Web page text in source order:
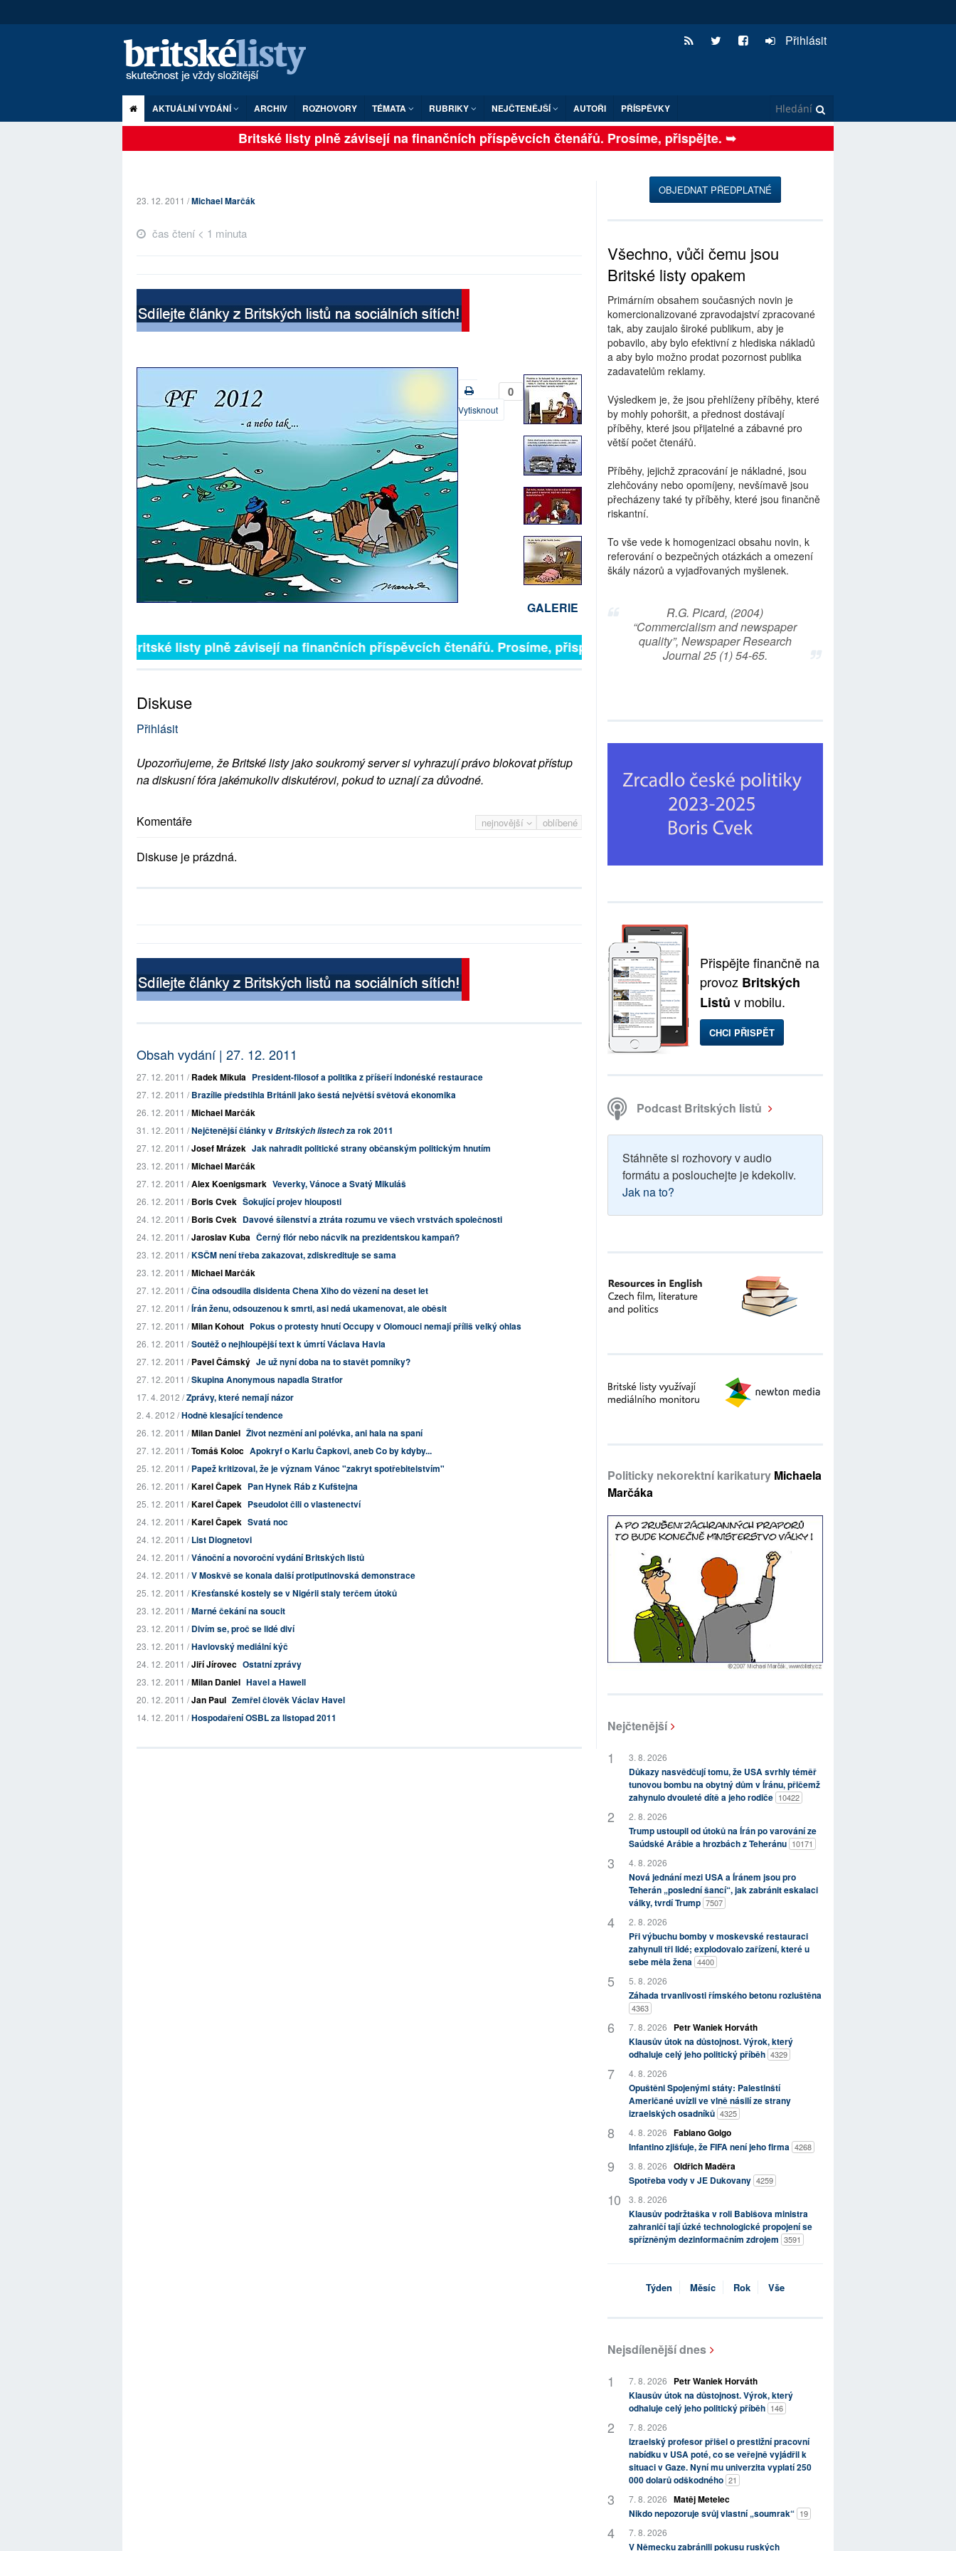
Přihlásit
AKTUÁLNÍ VYDÁNÍ ARCHIV ROZHOVORY TÉMATA RUBRIKY NEJČTENĚJŠÍ AUTOŘI PŘÍSPĚVKY
Britské listy plně závisejí na finančních příspěvcích čtenářů. Prosíme, přispějte. ➥
23. 12. 2011 /Michael Marčák
čas čtení < 1 minuta
GALERIE
0
Vytisknout
Britské listy plně závisejí na finančních příspěvcích čtenářů. Prosíme, přispějte. ➥
Diskuse
Přihlásit
Upozorňujeme, že Britské listy jako soukromý server si vyhrazují právo blokovat přístup
na diskusní fóra jakémukoliv diskutérovi, pokud to uznají za důvodné.
nejnovější oblíbené
Komentáře
Diskuse je prázdná.
Obsah vydání | 27. 12. 2011
27. 12. 2011 /Radek Mikula President-filosof a politika z příšeří indonéské restaurace
27. 12. 2011 /Brazílie předstihla Británii jako šestá největší světová ekonomika
26. 12. 2011 /Michael Marčák
31. 12. 2011 /Nejčtenější články vBritských listechza rok 2011
27. 12. 2011 /Josef Mrázek Jak nahradit politické strany občanským politickým hnutím
23. 12. 2011 /Michael Marčák
27. 12. 2011 /Alex Koenigsmark Veverky, Vánoce a Svatý Mikuláš
26. 12. 2011 /Boris Cvek Šokující projev hlouposti
24. 12. 2011 /Boris Cvek Davové šílenství a ztráta rozumu ve všech vrstvách společnosti
24. 12. 2011 /Jaroslav Kuba Černý flór nebo nácvik na prezidentskou kampaň?
23. 12. 2011 /KSČM není třeba zakazovat, zdiskredituje se sama
23. 12. 2011 /Michael Marčák
27. 12. 2011 /Čína odsoudila disidenta Chena Xiho do vězení na deset let
27. 12. 2011 /Írán ženu, odsouzenou k smrti, asi nedá ukamenovat, ale oběsit
27. 12. 2011 /Milan Kohout Pokus o protesty hnutí Occupy v Olomouci nemají příliš velký ohlas
26. 12. 2011 /Soutěž o nejhloupější text k úmrtí Václava Havla
27. 12. 2011 /Pavel Čámský Je už nyní doba na to stavět pomníky?
27. 12. 2011 /Skupina Anonymous napadla Stratfor
17. 4. 2012 /Zprávy, které nemají názor
2. 4. 2012 /Hodně klesající tendence
26. 12. 2011 /Milan Daniel Život nezmění ani polévka, ani hala na spaní
27. 12. 2011 /Tomáš Koloc Apokryf o Karlu Čapkovi, aneb Co by kdyby...
25. 12. 2011 /Papež kritizoval, že je význam Vánoc "zakryt spotřebitelstvím"
26. 12. 2011 /Karel Čapek Pan Hynek Ráb z Kufštejna
25. 12. 2011 /Karel Čapek Pseudolot čili o vlastenectví
24. 12. 2011 /Karel Čapek Svatá noc
24. 12. 2011 /List Diognetovi
24. 12. 2011 /Vánoční a novoroční vydání Britských listů
24. 12. 2011 /V Moskvě se konala další protiputinovská demonstrace
25. 12. 2011 /Křesťanské kostely se v Nigérii staly terčem útoků
23. 12. 2011 /Marné čekání na soucit
23. 12. 2011 /Divím se, proč se lidé diví
23. 12. 2011 /Havlovský mediální kýč
24. 12. 2011 /Jiří Jírovec Ostatní zprávy
23. 12. 2011 /Milan Daniel Havel a Hawell
20. 12. 2011 /Jan Paul Zemřel člověk Václav Havel
14. 12. 2011 /Hospodaření OSBL za listopad 2011
OBJEDNAT PŘEDPLATNÉ
Všechno, vůči čemu jsou
Britské listy opakem
Primárním obsahem současných novin je
komercionalizované zpravodajství zpracované
tak, aby zaujalo široké publikum, aby je
pobavilo, aby bylo efektivní z hlediska nákladů
a aby bylo možno prodat pozornost publika
zadavatelům reklamy.
Výsledkem je, že jsou přehlíženy příběhy, které
by mohly pohoršit, a přednost dostávají
příběhy, které jsou přijatelné a zábavné pro
větší počet čtenářů.
Příběhy, jejichž zpracování je nákladné, jsou
zlehčovány nebo opomíjeny, nevšímavě jsou
přecházeny také ty příběhy, které jsou finančně
riskantní.
To vše vede k homogenizaci obsahu novin, k
referování o bezpečných otázkách a omezení
škály názorů a vyjadřovaných myšlenek.
R.G. Picard, (2004)
“Commercialism and newspaper
quality”, Newspaper Research
Journal 25 (1) 54-65.
Přispějte finančně na
provoz Britských
Listů v mobilu.
CHCI PŘISPĚT
Podcast Britských listů
Stáhněte si rozhovory v audio
formátu a poslouchejte je kdekoliv.
Jak na to?
Politicky nekorektní karikatury Michaela
Marčáka
Nejčtenější
3. 8. 2026
Důkazy nasvědčují tomu, že USA svrhly téměř
tunovou bombu na obytný dům v Íránu, přičemž
zahynulo dvouleté dítě a jeho rodiče 10422
2. 8. 2026
Trump ustoupil od útoků na Írán po varování ze
Saúdské Arábie a hrozbách z Teheránu 10171
4. 8. 2026
Nová jednání mezi USA a Íránem jsou pro
Teherán „poslední šancí“, jak zabránit eskalaci
války, tvrdí Trump 7507
2. 8. 2026
Při výbuchu bomby v moskevské restauraci
zahynuli tři lidé; explodovalo zařízení, které u
sebe měla žena 4400
5. 8. 2026
Záhada trvanlivosti římského betonu rozluštěna
4363
7. 8. 2026
Petr Waniek Horváth
Klausův útok na důstojnost. Výrok, který
odhaluje celý jeho politický příběh 4329
4. 8. 2026
Opuštěni Spojenými státy: Palestinští
Američané uvízli ve vlně násilí ze strany
izraelských osadníků 4325
4. 8. 2026 Fabiano Golgo
Infantino zjišťuje, že FIFA není jeho firma 4268
3. 8. 2026 Oldřich Maděra
Spotřeba vody v JE Dukovany 4259
3. 8. 2026
Klausův podržtaška v roli Babišova ministra
zahraničí tají úzké technologické propojení se
spřízněným dezinformačním zdrojem 3591
Týden Měsíc Rok Vše
Nejsdílenější dnes
7. 8. 2026
Petr Waniek Horváth
Klausův útok na důstojnost. Výrok, který
odhaluje celý jeho politický příběh 146
7. 8. 2026
Izraelský profesor přišel o prestižní pracovní
nabídku v USA poté, co se veřejně vyjádřil k
situaci v Gaze. Nyní mu univerzita vyplatí 250
000 dolarů odškodného 21
7. 8. 2026 Matěj Metelec
Nikdo nepozoruje svůj vlastní „soumrak“ 19
7. 8. 2026
V Německu zabránili pokusu ruských